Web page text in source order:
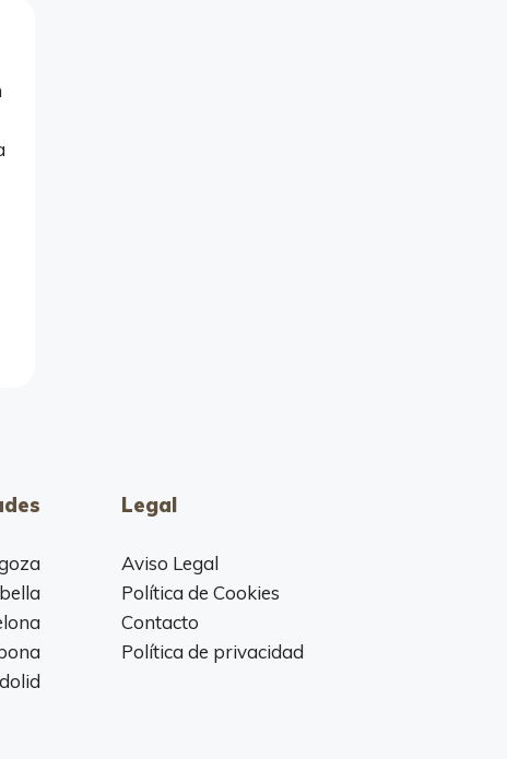
Legal
Aviso Legal
Política de Cookies
Contacto
Política de privacidad